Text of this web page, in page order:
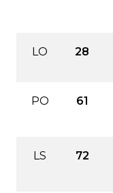
LO 28
PO 61
LS 72